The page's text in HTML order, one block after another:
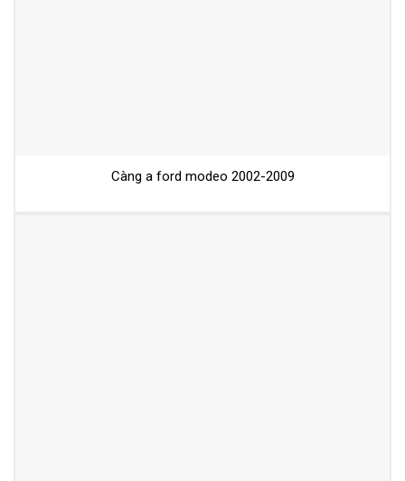
Càng a ford modeo 2002-2009